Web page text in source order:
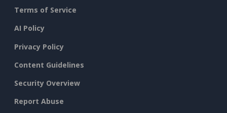
Terms of Service
AI Policy
Privacy Policy
Content Guidelines
Security Overview
Report Abuse